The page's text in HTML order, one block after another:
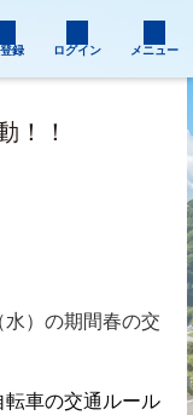
録 ログイン メニュー
！！
）の期間春の交
車の交通ルール